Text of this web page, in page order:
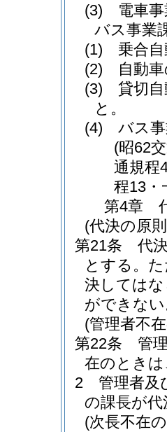
(3) 電車事
バス事業
(1) 乗合自
(2) 自動車
(3) 貸切自
と。
(4) バス事
(昭62
通規程
程13・
第4章
(代決の原
第21条
代
とする。
決しては
ができな
(管理者不
第22条
管
在のとき
2
管理者及
の課長が
(次長不在